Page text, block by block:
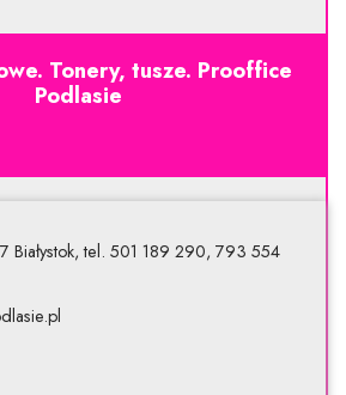
Tonery, tusze. Prooffice
Podlasie
Białystok, tel. 501 189 290, 793 554